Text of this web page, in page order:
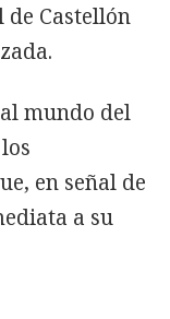
Castellón
mundo del
en señal de
a su